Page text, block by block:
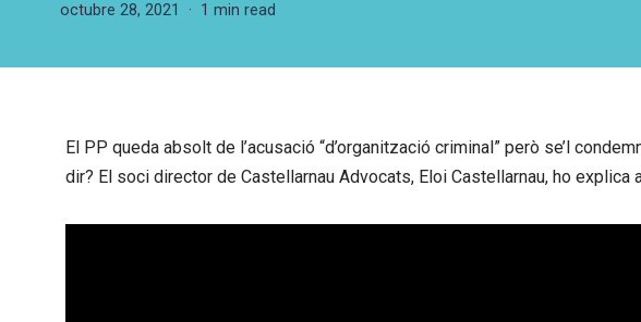
octubre 28, 2021 1 min read
El PP queda absolt de l’acusació “d’organització criminal” però se’l
dir? El soci director de Castellarnau Advocats, Eloi Castellarnau, ho explica